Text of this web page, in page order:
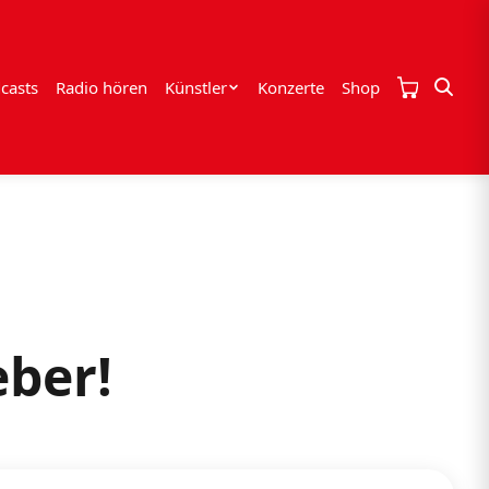
Radio hören Künstler Konzerte Shop